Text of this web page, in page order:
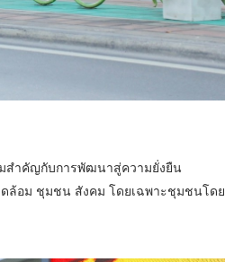
มสำคัญกับการพัฒนาสู่ความยั่งยืน
ดล้อม ชุมชน สังคม โดยเฉพาะชุมชนโดย